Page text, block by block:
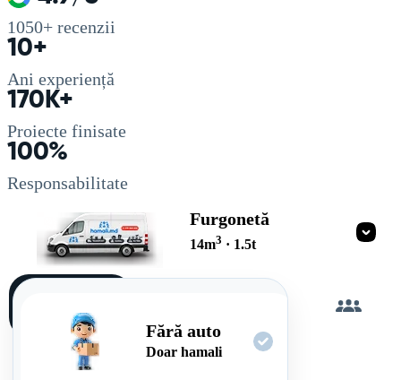
1050+ recenzii
10+
Ani experiență
170K+
Proiecte finisate
100%
Responsabilitate
Furgonetă
14m3 · 1.5t
Fără auto
Doar hamali
singur